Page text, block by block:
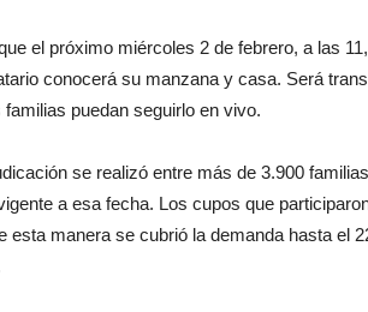
el próximo miércoles 2 de febrero, a las
conocerá su manzana y casa. Será
familias puedan seguirlo en vivo.
se realizó entre más de 3.900
a esa fecha. Los cupos que
esta manera se cubrió la demanda hasta el